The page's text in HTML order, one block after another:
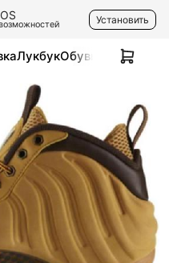
Установить
ЛукбукОбувь Одежда